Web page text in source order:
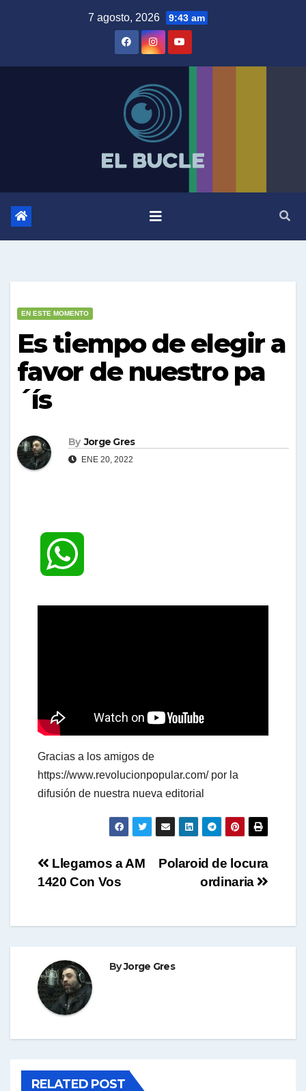
7 agosto, 2026 9:43 am
EN ESTE MOMENTO
Es tiempo de elegir a
favor de nuestro pa
´ís
By Jorge Gres
ENE 20, 2022
A
p
Gracias a los amigos de
https://www.revolucionpopular.com/ por la
difusión de nuestra nueva editorial
Navegación
entradas
Polaroid de locura
ordinaria
Llegamos a AM
1420 Con Vos
ByJorge Gres
RELATED POST